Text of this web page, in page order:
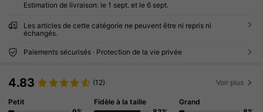
Estimation de livraison: le 1 sept. et le 6 sept.
Les articles de cette catégorie ne peuvent être ni repris ni
échangés.
Paiements sécurisés · Protection de la vie privée
4.83 (12) Voir plus
Petit
Fidèle à la taille
Grand